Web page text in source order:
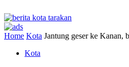
Home Kota Jantung geser ke Kanan,
Kota